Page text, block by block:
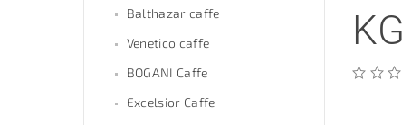
Balthazar caffe
Venetico caffe
BOGANI Caffe
Excelsior Caffe
KG